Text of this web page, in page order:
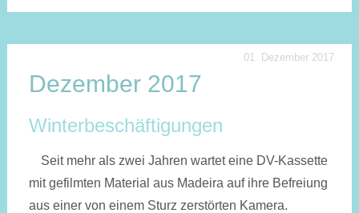
01. Dezember 2017
Dezember 2017
Winterbeschäftigungen
Seit mehr als zwei Jahren wartet eine DV-Kassette
mit gefilmten Material aus Madeira auf ihre Befreiung
aus einer von einem Sturz zerstörten Kamera.